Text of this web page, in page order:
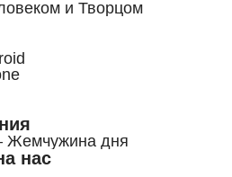
и Творцом
Жемчужина дня
нас